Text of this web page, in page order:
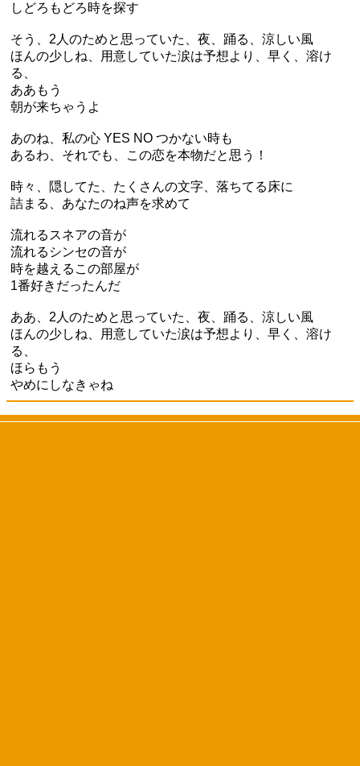
しどろもどろ時を探す
そう、2人のためと思っていた、夜、踊る、涼しい風
ほんの少しね、用意していた涙は予想より、早く、溶け
る、
ああもう
朝が来ちゃうよ
あのね、私の心 YES NO つかない時も
あるわ、それでも、この恋を本物だと思う！
時々、隠してた、たくさんの文字、落ちてる床に
詰まる、あなたのね声を求めて
流れるスネアの音が
流れるシンセの音が
時を越えるこの部屋が
1番好きだったんだ
ああ、2人のためと思っていた、夜、踊る、涼しい風
ほんの少しね、用意していた涙は予想より、早く、溶け
る、
ほらもう
やめにしなきゃね